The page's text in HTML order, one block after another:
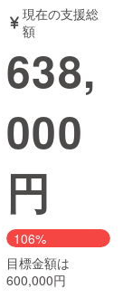
音楽
ゲーム・サ
Creation
ミュニティ
現在の支援総
額
638,
000
円
106%
目標金額は
600,000円